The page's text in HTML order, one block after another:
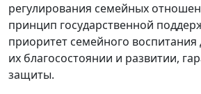
регулирования семейных
принцип государственной
приоритет семейного воспитания
их благосостоянии и развитии,
защиты.